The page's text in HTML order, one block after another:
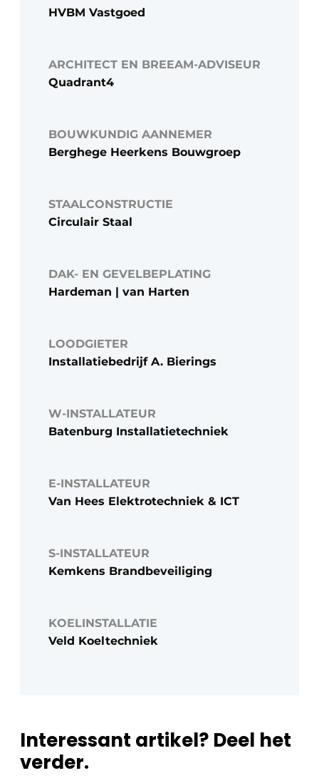
HVBM Vastgoed
ARCHITECT EN BREEAM-ADVISEUR
Quadrant4
BOUWKUNDIG AANNEMER
Berghege Heerkens Bouwgroep
STAALCONSTRUCTIE
Circulair Staal
DAK- EN GEVELBEPLATING
Hardeman | van Harten
LOODGIETER
Installatiebedrijf A. Bierings
W-INSTALLATEUR
Batenburg Installatietechniek
E-INSTALLATEUR
Van Hees Elektrotechniek & ICT
S-INSTALLATEUR
Kemkens Brandbeveiliging
KOELINSTALLATIE
Veld Koeltechniek
Interessant artikel? Deel het
verder.